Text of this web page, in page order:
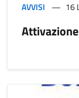
AVVISI 16